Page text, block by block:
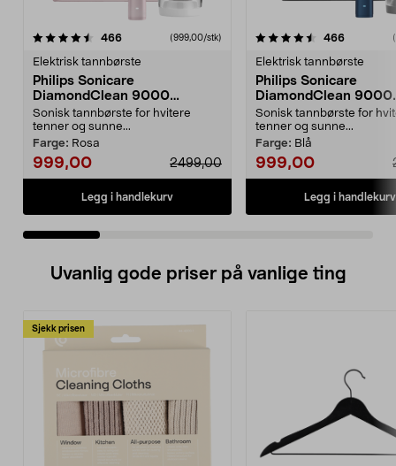
466anmeldelser(999,00/stk)
Elektrisk tannbørste
Philips Sonicare
DiamondClean 9000
elektrisk tannbørste, Special
Edition
Sonisk tannbørste for hvitere
tenner og sunne...
Farge: Rosa
999,00 2499,00
Legg i handlekurv
4.5 av 5 stjerner 466
Elektrisk tannbørste
Philips Sonicare
DiamondClean 9000
elektrisk tannbørste,
Edition
Sonisk tannbørste for
tenner og sunne...
Farge: Blå
999,00
Legg i handlekurv
4.5 av 5 stjerner
Uvanlig gode priser på vanlige ting
Sjekk prisen